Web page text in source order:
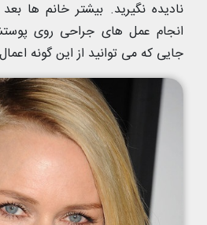
انجام عمل های جراحی روی
جایی که می توانید از این گونه